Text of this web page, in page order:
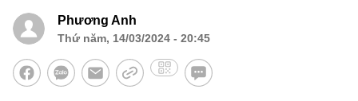
Phương Anh
Thứ năm, 14/03/2024 - 20:45